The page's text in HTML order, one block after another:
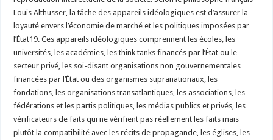
Louis Althusser, la tâche des appareils idéologiques est d’assurer la
loyauté envers l’économie de marché et les politiques imposées par
l’État19. Ces appareils idéologiques comprennent les écoles, les
universités, les académies, les think tanks financés par l’État ou le
secteur privé, les soi-disant organisations non gouvernementales
financées par l’État ou des organismes supranationaux, les
fondations, les organisations transatlantiques, les associations, les
fédérations et les partis politiques, les médias publics et privés, les
vérificateurs de faits qui ne vérifient pas réellement les faits mais
plutôt la compatibilité avec les récits de propagande, les églises, les